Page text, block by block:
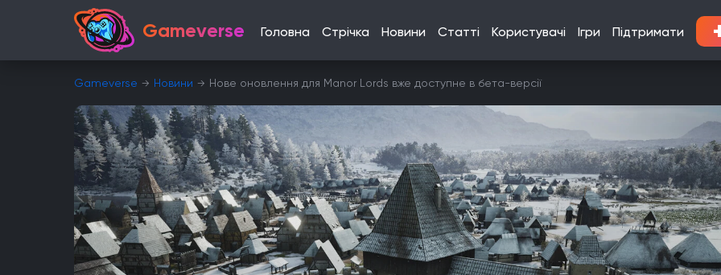
Gameverse Головна Стрічка Новини Статті Користувачі Ігри Підтримати
Gameverse Новини Нове оновлення для Manor Lords вже доступне в бета-версії